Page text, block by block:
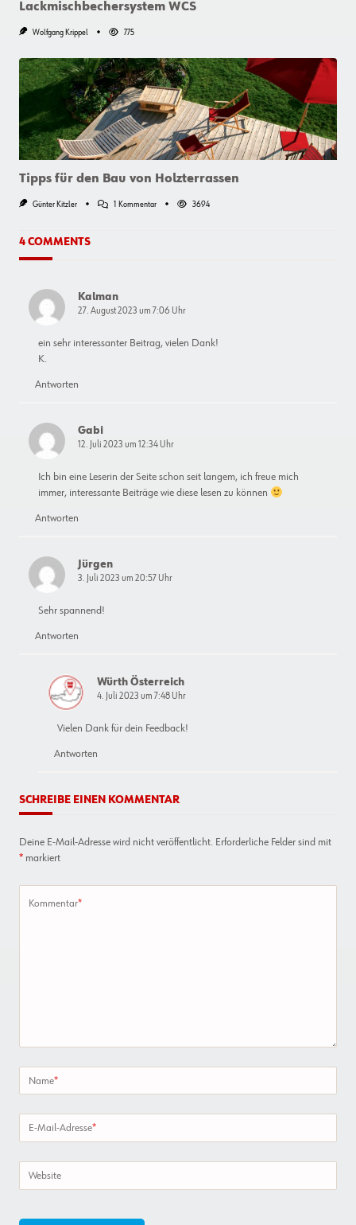
Lackmischbechersystem WCS
Wolfgang Krippel 775
Tipps für den Bau von Holzterrassen
Günter Kitzler 1 KommentarZu
3694
4 COMMENTS
Kalman
27. August 2023 um 7:06 Uhr
ein sehr interessanter Beitrag, vielen Dank!
K.
Antworten
Gabi
12. Juli 2023 um 12:34 Uhr
Ich bin eine Leserin der Seite schon seit langem, ich freue mich
immer, interessante Beiträge wie diese lesen zu können
Antworten
Jürgen
3. Juli 2023 um 20:57 Uhr
Sehr spannend!
Antworten
Würth Österreich
4. Juli 2023 um 7:48 Uhr
Vielen Dank für dein Feedback!
Antworten
SCHREIBE EINEN KOMMENTAR
Deine E-Mail-Adresse wird nicht veröffentlicht. Erforderliche Felder sind mit
* markiert
Kommentar*
Name*
E-Mail-Adresse*
Website